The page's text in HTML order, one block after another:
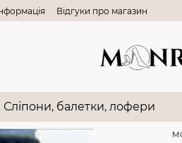
Відгуки про магазин
Сліпони, балетки, лофери